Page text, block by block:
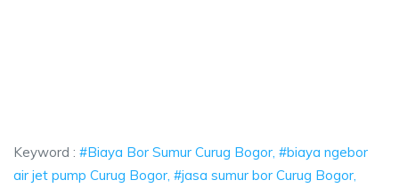
Keyword : #Biaya Bor Sumur Curug Bogor, #biaya ngebor
air jet pump Curug Bogor, #jasa sumur bor Curug Bogor,